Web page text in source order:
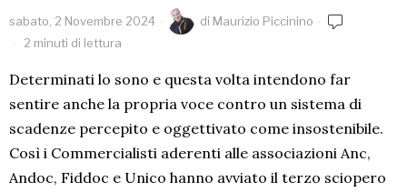
sabato, 2 Novembre 2024 di Maurizio Piccinino
2 minuti di lettura
Determinati lo sono e questa volta intendono far
sentire anche la propria voce contro un sistema di
scadenze percepito e oggettivato come insostenibile.
Così i Commercialisti aderenti alle associazioni Anc,
Andoc, Fiddoc e Unico hanno avviato il terzo sciopero